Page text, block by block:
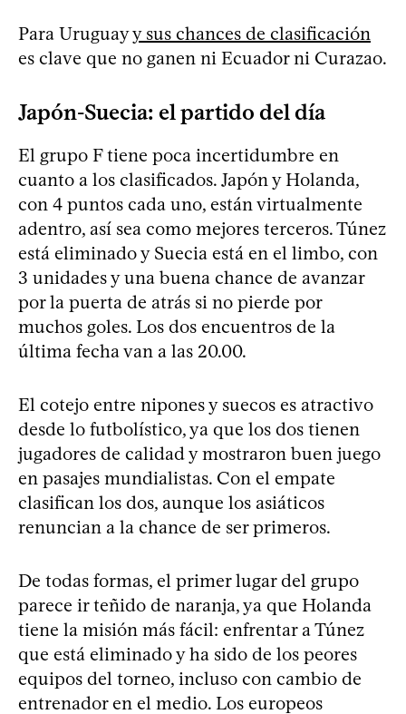
Para Uruguayy sus chances de clasificación
es clave que no ganen ni Ecuador ni Curazao.
Japón-Suecia: el partido del día
El grupo F tiene poca incertidumbre en
cuanto a los clasificados. Japón y Holanda,
con 4 puntos cada uno, están virtualmente
adentro, así sea como mejores terceros. Túnez
está eliminado y Suecia está en el limbo, con
3 unidades y una buena chance de avanzar
por la puerta de atrás si no pierde por
muchos goles. Los dos encuentros de la
última fecha van a las 20.00.
El cotejo entre nipones y suecos es atractivo
desde lo futbolístico, ya que los dos tienen
jugadores de calidad y mostraron buen juego
en pasajes mundialistas. Con el empate
clasifican los dos, aunque los asiáticos
renuncian a la chance de ser primeros.
De todas formas, el primer lugar del grupo
parece ir teñido de naranja, ya que Holanda
tiene la misión más fácil: enfrentar a Túnez
que está eliminado y ha sido de los peores
equipos del torneo, incluso con cambio de
entrenador en el medio. Los europeos